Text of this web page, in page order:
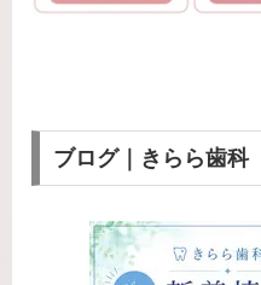
ブログ｜きらら歯科